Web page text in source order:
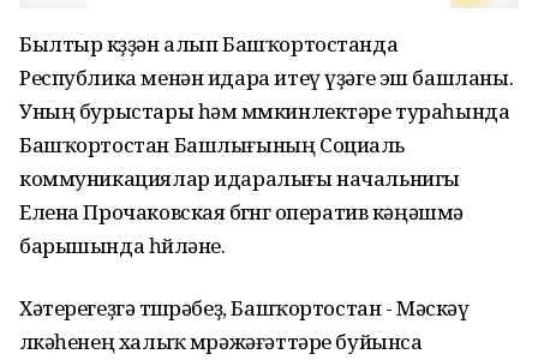
Былтыр көҙҙән алып Башҡортостанда
Республика менән идара итеү үҙәге эш башланы.
Уның бурыстары һәм мөмкинлектәре тураһында
Башҡортостан Башлығының Социаль
коммуникациялар идаралығы начальнигы
Елена Прочаковская бөгөнгө оператив кәңәшмә
барышында һөйләне.
Хәтерегеҙгә төшөрәбеҙ, Башҡортостан - Мәскәү
өлкәһенең халыҡ мөрәжәғәттәре буйынса